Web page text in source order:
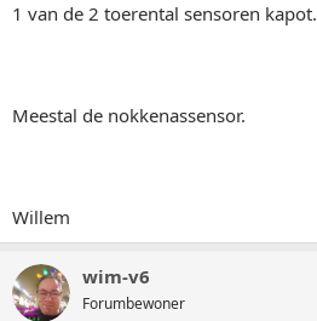
1 van de 2 toerental sensoren kapot.
Meestal de nokkenassensor.
Willem
wim-v6
Forumbewoner